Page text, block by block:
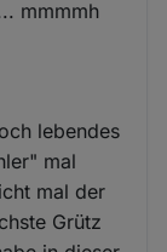
mmmmh
lebendes
mal
mal der
Grütz